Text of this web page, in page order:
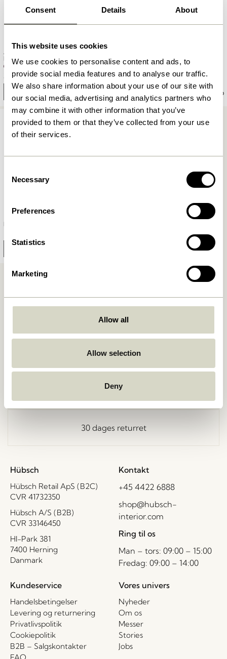
Consent Details About
This website uses cookies
We use cookies to personalise content and ads, to
provide social media features and to analyse our traffic.
We also share information about your use of our site with
our social media, advertising and analytics partners who
may combine it with other information that you’ve
provided to them or that they’ve collected from your use
of their services.
Selection
Necessary
Preferences
Statistics
Marketing
Allow all
Allow selection
Deny
Amare Opbevaring med låg
Large Burgundy/Rød
389,00kr.
329,00kr.
Tilføj til kurv
First Glas Klar
Kun 1-4 dages levering
30 dages returret
Hübsch
Hübsch Retail ApS (B2C)
CVR 41732350
Hübsch A/S (B2B)
CVR 33146450
HI-Park 381
7400 Herning
Danmark
Kontakt
+45 4422 6888
shop@hubsch-
interior.com
Ring til os
Man – tors: 09:00 – 15:00
Fredag: 09:00 – 14:00
Kundeservice
Handelsbetingelser
Levering og returnering
Privatlivspolitik
Cookiepolitik
B2B – Salgskontakter
Vores univers
Nyheder
Om os
Messer
Stories
Jobs